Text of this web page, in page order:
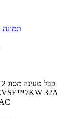
32A
250 וולט AC